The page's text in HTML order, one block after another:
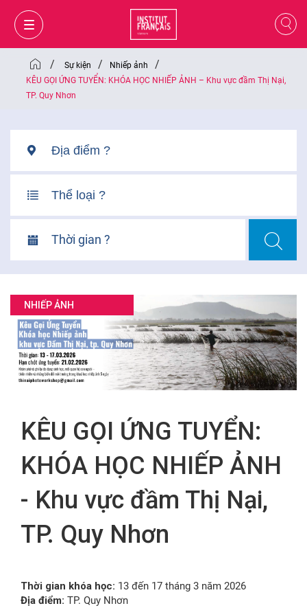
VI
FR
/ Sự kiện / Nhiếp ảnh /
KÊU GỌI ỨNG TUYỂN: KHÓA HỌC NHIẾP ẢNH – Khu vực đầm Thị Nại,
TP. Quy Nhơn
Thời gian ?
NHIẾP ẢNH
KÊU GỌI ỨNG TUYỂN:
KHÓA HỌC NHIẾP ẢNH
- Khu vực đầm Thị Nại,
TP. Quy Nhơn
Thời gian khóa học: 13 đến 17 tháng 3 năm 2026
Địa điểm: TP. Quy Nhơn